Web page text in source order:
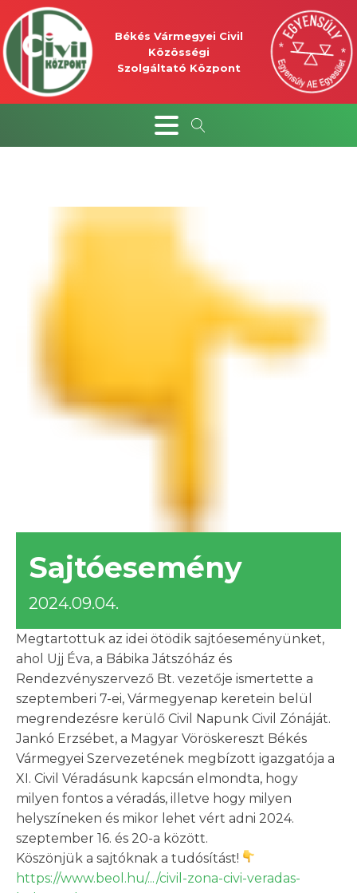
Békés Vármegyei Civil
Közösségi
Szolgáltató Központ
Sajtóesemény
2024.09.04.
Megtartottuk az idei ötödik sajtóeseményünket,
ahol Ujj Éva, a Bábika Játszóház és
Rendezvényszervező Bt. vezetője ismertette a
szeptemberi 7-ei, Vármegyenap keretein belül
megrendezésre kerülő Civil Napunk Civil Zónáját.
Jankó Erzsébet, a Magyar Vöröskereszt Békés
Vármegyei Szervezetének megbízott igazgatója a
XI. Civil Véradásunk kapcsán elmondta, hogy
milyen fontos a véradás, illetve hogy milyen
helyszíneken és mikor lehet vért adni 2024.
szeptember 16. és 20-a között.
Köszönjük a sajtóknak a tudósítást!
https://www.beol.hu/.../civil-zona-civi-veradas-